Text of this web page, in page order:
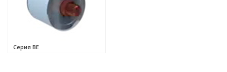
Серия BE